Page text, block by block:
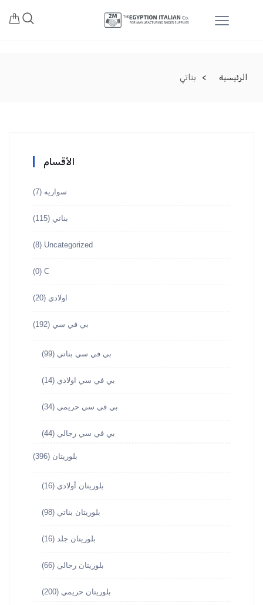
الرئيسية بناتي
الأقسام
سواريه (7)
بناتي (115)
Uncategorized
(8)
C
(0)
اولادي (20)
بي في سي (192)
بي في سي بناتي (99)
بي في سي اولادي (14)
بي في سي حريمي (34)
بي في سي رجالي (44)
بلوريتان (396)
بلوريتان أولادي (16)
بلوريتان بناتي (98)
بلوريتان جلد (16)
بلوريتان رجالي (66)
بلوريتان حريمي (200)